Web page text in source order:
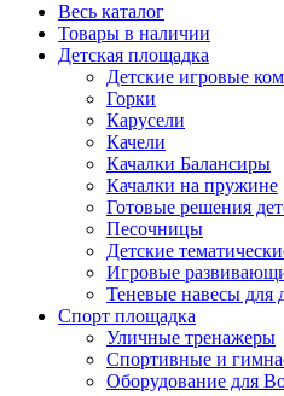
Весь каталог
Товары в наличии
Детская площадка
Детские игровые
Горки
Карусели
Качели
Качалки Балансиры
Качалки на пружине
Готовые решения
Песочницы
Детские
Игровые
Теневые навесы для
Спорт площадка
Уличные тренажеры
Спортивные и
Оборудование для